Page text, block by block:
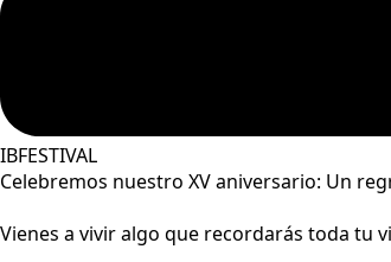
IBFESTIVAL
Celebremos nuestro XV aniversario: Un
Vienes a vivir algo que recordarás toda tu